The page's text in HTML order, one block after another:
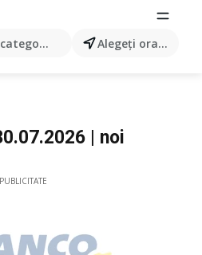
produse... Alegeţi oraşul
| noi
PUBLICITATE